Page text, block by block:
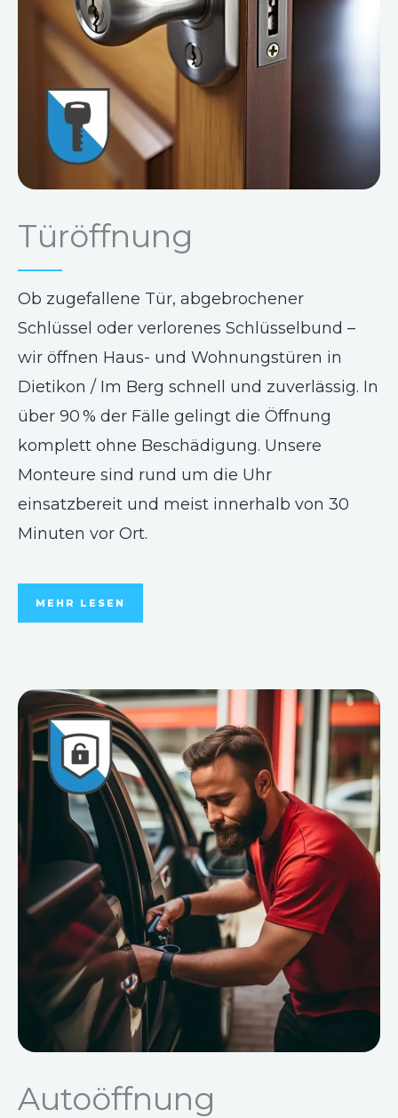
Türöffnung
Ob zugefallene Tür, abgebrochener
Schlüssel oder verlorenes Schlüsselbund –
wir öffnen Haus- und Wohnungstüren in
Dietikon / Im Berg schnell und zuverlässig. In
über 90 % der Fälle gelingt die Öffnung
komplett ohne Beschädigung. Unsere
Monteure sind rund um die Uhr
einsatzbereit und meist innerhalb von 30
Minuten vor Ort.
MEHR LESEN
Autoöffnung